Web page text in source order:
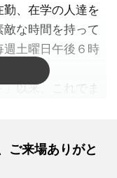
勤、在学の人達を
な時間を持って
週土曜日午後６時
いる。
以来、これでま
区内の小学校で
定期演奏会のリ
ご来場ありがと